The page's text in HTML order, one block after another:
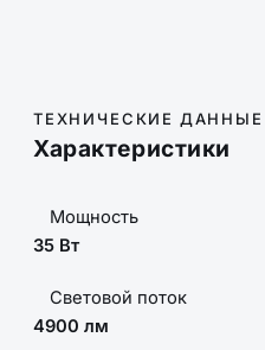
ТЕХНИЧЕСКИЕ ДАННЫЕ
Характеристики
Мощность
35 Вт
Световой поток
4900 лм